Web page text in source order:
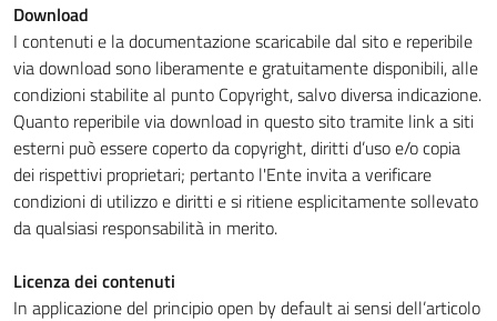
Download
I contenuti e la documentazione scaricabile dal sito e reperibile
via download sono liberamente e gratuitamente disponibili, alle
condizioni stabilite al punto Copyright, salvo diversa indicazione.
Quanto reperibile via download in questo sito tramite link a siti
esterni può essere coperto da copyright, diritti d’uso e/o copia
dei rispettivi proprietari; pertanto l'Ente invita a verificare
condizioni di utilizzo e diritti e si ritiene esplicitamente sollevato
da qualsiasi responsabilità in merito.
Licenza dei contenuti
In applicazione del principio open by default ai sensi dell’articolo